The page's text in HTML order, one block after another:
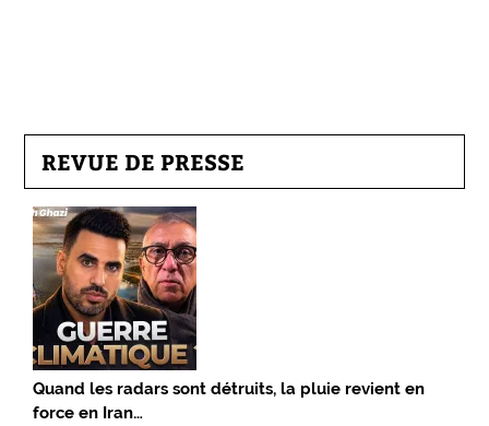
REVUE DE PRESSE
Quand les radars sont détruits, la pluie revient en
force en Iran…